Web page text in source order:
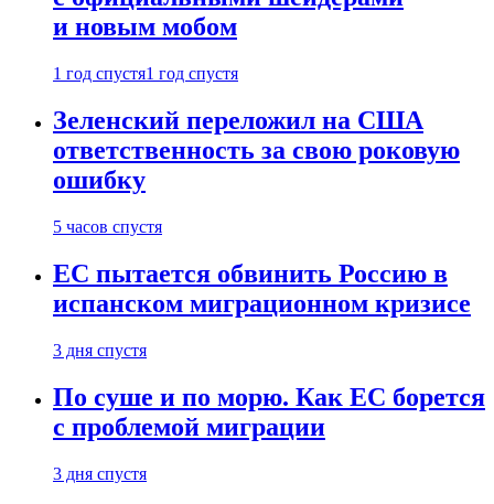
и новым мобом
1 год спустя1 год спустя
Зеленский переложил на США
ответственность за свою роковую
ошибку
5 часов спустя
ЕС пытается обвинить Россию в
испанском миграционном кризисе
3 дня спустя
По суше и по морю. Как ЕС борется
с проблемой миграции
3 дня спустя